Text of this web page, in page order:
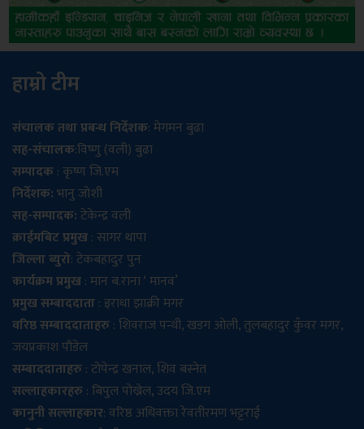
हाम्रो टीम
संचालक तथा प्रबन्ध निर्देशक: मेगमन बुढा
सह-संचालक:विष्णु (वली) बुढा
सम्पादक: कृष्ण जि.एम
निर्देशक:भानु जोशी
सह-सम्पादक:टेकेन्द्र वली
क्राईमबिट प्रमुख: सागर थापा
जिल्ला ब्युरो: टेकबहादुर पुन
कार्यक्रम प्रमुख: मान ब.राना ‘ मानव’
प्रमुख सम्बाददाता: इराधा झाक्री मगर
वरिष्ठ सम्बाददाताहरु: शिवराज पन्थी, खडग ओली, तुलबहादुर कुँवर मगर,
जयप्रकाश पौडेल
सम्बाददाताहरु: टोपेन्द्र खनाल, शिव बस्नेत
सल्लाहकारहरु: बिपुल पोख्रेल, उदय जि.एम
कानुनी सल्लाहकार: वरिष्ठ अधिवक्ता रेवतीरमण भट्टराई